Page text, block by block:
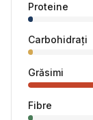
Proteine
Carbohidrați
Grăsimi
Fibre